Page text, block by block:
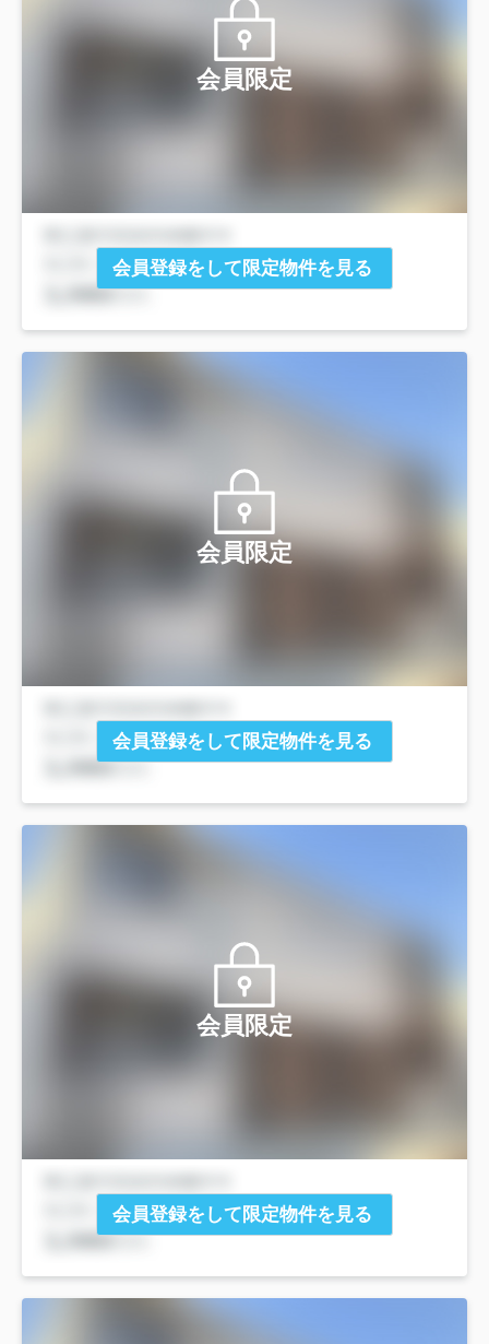
会員限定
会員登録をして限定物件を見る
会員限定
会員登録をして限定物件を見る
会員限定
会員登録をして限定物件を見る